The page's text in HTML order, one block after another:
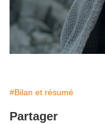
#Bilan et résumé
Partager